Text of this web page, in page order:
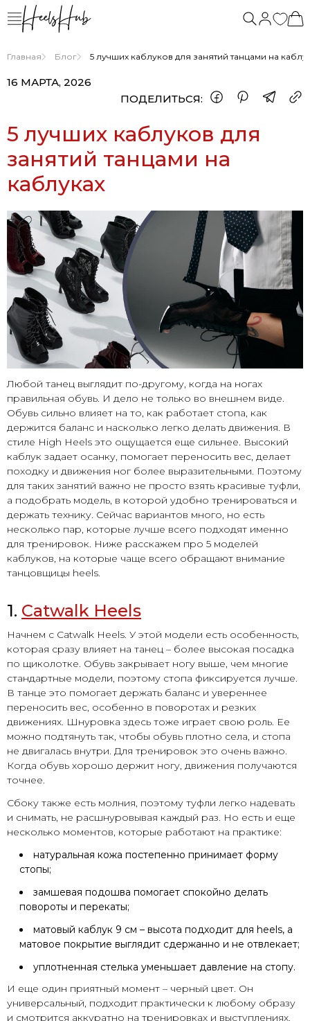
Главная Блог 5 лучших каблуков для занятий танцами на
16 МАРТА, 2026
ПОДЕЛИТЬСЯ:
5 лучших каблуков для
занятий танцами на
каблуках
Любой танец выглядит по-другому, когда на ногах
правильная обувь. И дело не только во внешнем виде.
Обувь сильно влияет на то, как работает стопа, как
держится баланс и насколько легко делать движения. В
стиле High Heels это ощущается еще сильнее. Высокий
каблук задает осанку, помогает переносить вес, делает
походку и движения ног более выразительными. Поэтому
для таких занятий важно не просто взять красивые туфли,
а подобрать модель, в которой удобно тренироваться и
держать технику. Сейчас вариантов много, но есть
несколько пар, которые лучше всего подходят именно
для тренировок. Ниже расскажем про 5 моделей
каблуков, на которые чаще всего обращают внимание
танцовщицы heels.
1. Catwalk Heels
Начнем с Catwalk Heels. У этой модели есть особенность,
которая сразу влияет на танец – более высокая посадка
по щиколотке. Обувь закрывает ногу выше, чем многие
стандартные модели, поэтому стопа фиксируется лучше.
В танце это помогает держать баланс и увереннее
переносить вес, особенно в поворотах и резких
движениях. Шнуровка здесь тоже играет свою роль. Ее
можно подтянуть так, чтобы обувь плотно села, и стопа
не двигалась внутри. Для тренировок это очень важно.
Когда обувь хорошо держит ногу, движения получаются
точнее.
Сбоку также есть молния, поэтому туфли легко надевать
и снимать, не расшнуровывая каждый раз. Но есть и еще
несколько моментов, которые работают на практике:
натуральная кожа постепенно принимает форму
стопы;
замшевая подошва помогает спокойно делать
повороты и перекаты;
матовый каблук 9 см – высота подходит для heels, а
матовое покрытие выглядит сдержанно и не отвлекает;
уплотненная стелька уменьшает давление на стопу.
И еще один приятный момент – черный цвет. Он
универсальный, подходит практически к любому образу
и смотрится аккуратно на тренировках и выступлениях.